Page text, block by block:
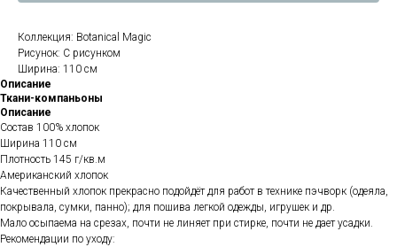
Коллекция: Botanical Magic
Рисунок: С рисунком
Ширина: 110 см
Описание
Ткани-компаньоны
Описание
Состав 100% хлопок
Ширина 110 см
Плотность 145 г/кв.м
Американский хлопок
Качественный хлопок прекрасно подойдёт для работ в технике пэчворк (одеяла,
покрывала, сумки, панно); для пошива легкой одежды, игрушек и др.
Мало осыпаема на срезах, почти не линяет при стирке, почти не дает усадки.
Рекомендации по уходу: